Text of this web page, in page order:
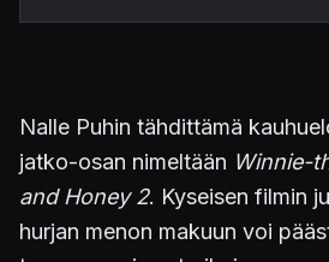
Nalle Puhin tähdittämä
jatko-osan nimeltään Winnie-
and Honey 2. Kyseisen filmin
hurjan menon makuun voi